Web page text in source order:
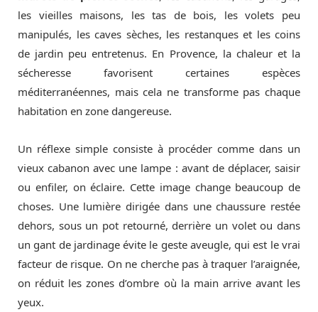
les vieilles maisons, les tas de bois, les volets peu
manipulés, les caves sèches, les restanques et les coins
de jardin peu entretenus. En Provence, la chaleur et la
sécheresse favorisent certaines espèces
méditerranéennes, mais cela ne transforme pas chaque
habitation en zone dangereuse.
Un réflexe simple consiste à procéder comme dans un
vieux cabanon avec une lampe : avant de déplacer, saisir
ou enfiler, on éclaire. Cette image change beaucoup de
choses. Une lumière dirigée dans une chaussure restée
dehors, sous un pot retourné, derrière un volet ou dans
un gant de jardinage évite le geste aveugle, qui est le vrai
facteur de risque. On ne cherche pas à traquer l’araignée,
on réduit les zones d’ombre où la main arrive avant les
yeux.